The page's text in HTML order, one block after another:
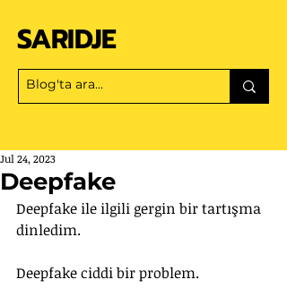
SARIDJE
Deepfake
Jul 24, 2023
Deepfake ile ilgili gergin bir tartışma
dinledim.
Deepfake ciddi bir problem.